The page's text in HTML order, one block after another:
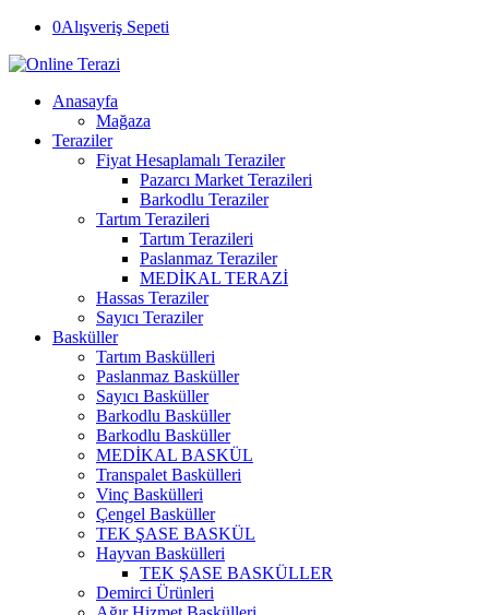
0Alışveriş Sepeti
Anasayfa
Mağaza
Teraziler
Fiyat Hesaplamalı Teraziler
Pazarcı Market Terazileri
Barkodlu Teraziler
Tartım Terazileri
Tartım Terazileri
Paslanmaz Teraziler
MEDİKAL TERAZİ
Hassas Teraziler
Sayıcı Teraziler
Basküller
Tartım Baskülleri
Paslanmaz Basküller
Sayıcı Basküller
Barkodlu Basküller
Barkodlu Basküller
MEDİKAL BASKÜL
Transpalet Baskülleri
Vinç Baskülleri
Çengel Basküller
TEK ŞASE BASKÜL
Hayvan Baskülleri
TEK ŞASE BASKÜLLER
Demirci Ürünleri